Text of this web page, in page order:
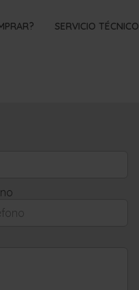
SERVICIO TÉCNICO